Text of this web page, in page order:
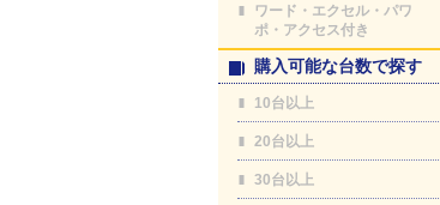
ワード・エクセル・パワ
ポ・アクセス付き
購入可能な台数で探す
10台以上
20台以上
30台以上